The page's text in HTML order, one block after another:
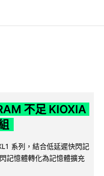
不足 KIOXIA
系列，結合低延遲快閃記
記憶體轉化為記憶體擴充